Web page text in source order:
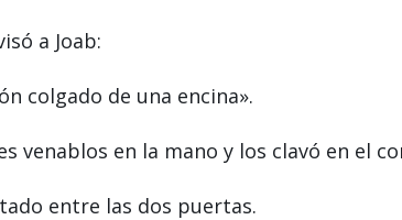
a Joab:
colgado de una encina».
venablos en la mano y los clavó en el
entre las dos puertas.